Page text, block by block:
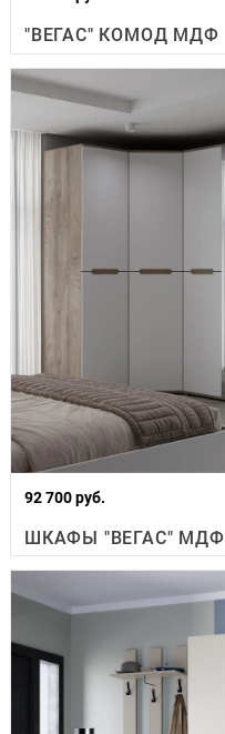
"ВЕГАС" КОМОД МДФ
92 700 руб.
ШКАФЫ "ВЕГАС" МДФ